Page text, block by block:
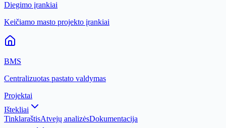
Diegimo įrankiai
Keičiamo masto projekto įrankiai
BMS
Centralizuotas pastato valdymas
Projektai
Ištekliai
TinklaraštisAtvejų analizėsDokumentacija